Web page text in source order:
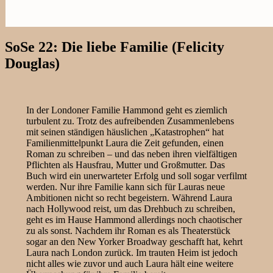
SoSe 22: Die liebe Familie (Felicity
Douglas)
In der Londoner Familie Hammond geht es ziemlich
turbulent zu. Trotz des aufreibenden Zusammenlebens
mit seinen ständigen häuslichen „Katastrophen“ hat
Familienmittelpunkt Laura die Zeit gefunden, einen
Roman zu schreiben – und das neben ihren vielfältigen
Pflichten als Hausfrau, Mutter und Großmutter. Das
Buch wird ein unerwarteter Erfolg und soll sogar verfilmt
werden. Nur ihre Familie kann sich für Lauras neue
Ambitionen nicht so recht begeistern. Während Laura
nach Hollywood reist, um das Drehbuch zu schreiben,
geht es im Hause Hammond allerdings noch chaotischer
zu als sonst. Nachdem ihr Roman es als Theaterstück
sogar an den New Yorker Broadway geschafft hat, kehrt
Laura nach London zurück. Im trauten Heim ist jedoch
nicht alles wie zuvor und auch Laura hält eine weitere